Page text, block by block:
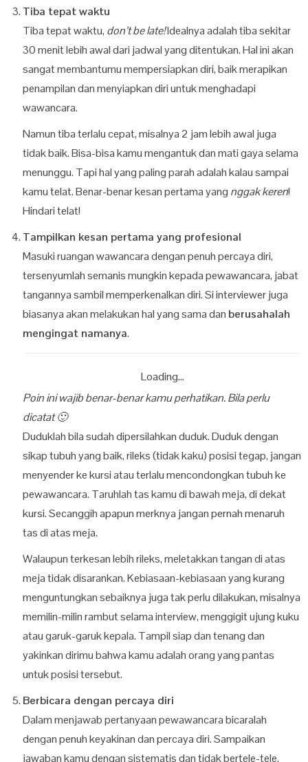
Tiba tepat waktu
Tiba tepat waktu, don’t be late!Idealnya adalah tiba sekitar
30 menit lebih awal dari jadwal yang ditentukan. Hal ini akan
sangat membantumu mempersiapkan diri, baik merapikan
penampilan dan menyiapkan diri untuk menghadapi
wawancara.
Namun tiba terlalu cepat, misalnya 2 jam lebih awal juga
tidak baik. Bisa-bisa kamu mengantuk dan mati gaya selama
menunggu. Tapi hal yang paling parah adalah kalau sampai
kamu telat. Benar-benar kesan pertama yang nggak keren!
Hindari telat!
Tampilkan kesan pertama yang profesional
Masuki ruangan wawancara dengan penuh percaya diri,
tersenyumlah semanis mungkin kepada pewawancara, jabat
tangannya sambil memperkenalkan diri. Si interviewer juga
biasanya akan melakukan hal yang sama dan berusahalah
mengingat namanya.
Loading...
Poin ini wajib benar-benar kamu perhatikan. Bila perlu
dicatat 🙂
Duduklah bila sudah dipersilahkan duduk. Duduk dengan
sikap tubuh yang baik, rileks (tidak kaku) posisi tegap, jangan
menyender ke kursi atau terlalu mencondongkan tubuh ke
pewawancara. Taruhlah tas kamu di bawah meja, di dekat
kursi. Secanggih apapun merknya jangan pernah menaruh
tas di atas meja.
Walaupun terkesan lebih rileks, meletakkan tangan di atas
meja tidak disarankan. Kebiasaan-kebiasaan yang kurang
menguntungkan sebaiknya juga tak perlu dilakukan, misalnya
memilin-milin rambut selama interview, menggigit ujung kuku
atau garuk-garuk kepala. Tampil siap dan tenang dan
yakinkan dirimu bahwa kamu adalah orang yang pantas
untuk posisi tersebut.
Berbicara dengan percaya diri
Dalam menjawab pertanyaan pewawancara bicaralah
dengan penuh keyakinan dan percaya diri. Sampaikan
jawaban kamu dengan sistematis dan tidak bertele-tele.